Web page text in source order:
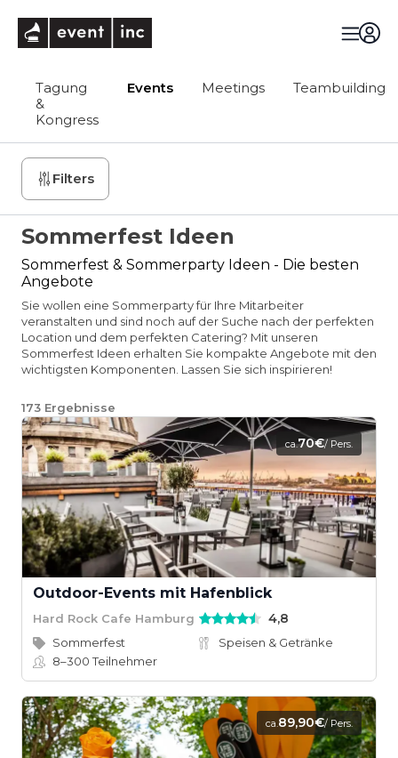
Tagung
&
Kongress
Events Meetings Teambuilding
Filters
Sommerfest Ideen
Sommerfest & Sommerparty Ideen - Die besten
Angebote
Sie wollen eine Sommerparty für Ihre Mitarbeiter
veranstalten und sind noch auf der Suche nach der perfekten
Location und dem perfekten Catering? Mit unseren
Sommerfest Ideen erhalten Sie kompakte Angebote mit den
wichtigsten Komponenten. Lassen Sie sich inspirieren!
173 Ergebnisse
ca.70€/ Pers.
Outdoor-Events mit Hafenblick
Hard Rock Cafe Hamburg 4,8
Sommerfest
Speisen & Getränke
8–300Teilnehmer
ca.89,90€/ Pers.